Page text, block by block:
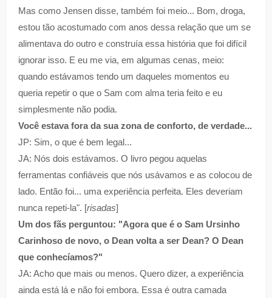
Mas como Jensen disse, também foi meio... Bom, droga,
estou tão acostumado com anos dessa relação que um se
alimentava do outro e construía essa história que foi difícil
ignorar isso. E eu me via, em algumas cenas, meio:
quando estávamos tendo um daqueles momentos eu
queria repetir o que o Sam com alma teria feito e eu
simplesmente não podia.
Você estava fora da sua zona de conforto, de verdade...
JP: Sim, o que é bem legal...
JA: Nós dois estávamos. O livro pegou aquelas
ferramentas confiáveis que nós usávamos e as colocou de
lado. Então foi... uma experiência perfeita. Eles deveriam
nunca repeti-la". [risadas]
Um dos fãs perguntou: "Agora que é o Sam Ursinho
Carinhoso de novo, o Dean volta a ser Dean? O Dean
que conhecíamos?"
JA: Acho que mais ou menos. Quero dizer, a experiência
ainda está lá e não foi embora. Essa é outra camada